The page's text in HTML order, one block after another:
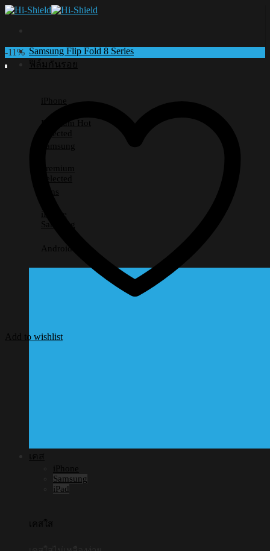
Skip
Samsung Flip Fold 8 Series
ฟิล์มกันรอย
iPhone
Premium
Selected
Samsung
Premium
Selected
Lens
iPhone
Samsung
Android อื่นๆ
เคส
iPhone
Samsung
iPad
เคสใส
-11%
Add to wishlist